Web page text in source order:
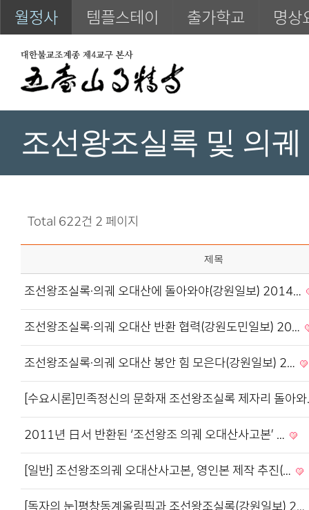
월정사 템플스테이 출가학교 명상
조선왕조실록 및 의궤
Total 622건 2 페이지
제목
조선왕조실록·의궤 오대산에 돌아와야(강원일보) 2014…
조선왕조실록·의궤 오대산 반환 협력(강원도민일보) 20…
조선왕조실록·의궤 오대산 봉안 힘 모은다(강원일보) 2…
[수요시론]민족정신의 문화재 조선왕조실록 제자리 돌아
2011년 日서 반환된 ‘조선왕조 의궤 오대산사고본’ …
[일반] 조선왕조의궤 오대산사고본, 영인본 제작 추진(…
[독자의 눈]평창동계올림픽과 조선왕조실록(강원일보) 2…